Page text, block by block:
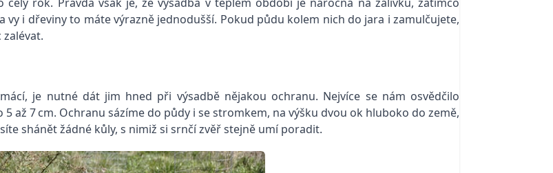
i dřeviny to máte výrazně jednodušší. Pokud půdu kolem nich do jara i zamulčujete,
je nutné dát jim hned při výsadbě nějakou ochranu. Nejvíce se nám osvědčilo
7 cm. Ochranu sázíme do půdy i se stromkem, na výšku dvou ok hluboko do země,
shánět žádné kůly, s nimiž si srnčí zvěř stejně umí poradit.